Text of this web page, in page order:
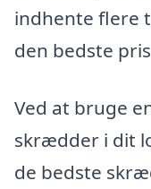
indhente flere
den bedste
Ved at bruge
skrædder i dit
de bedste